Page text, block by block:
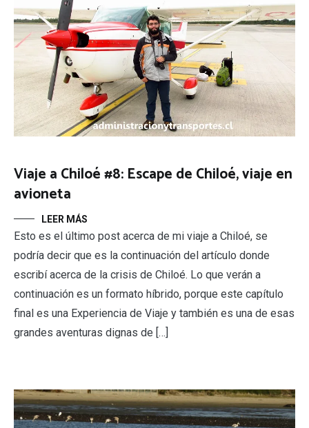
Viaje a Chiloé #8: Escape de Chiloé, viaje en
avioneta
LEER MÁS
Esto es el último post acerca de mi viaje a Chiloé, se
podría decir que es la continuación del artículo donde
escribí acerca de la crisis de Chiloé. Lo que verán a
continuación es un formato híbrido, porque este capítulo
final es una Experiencia de Viaje y también es una de esas
grandes aventuras dignas de […]